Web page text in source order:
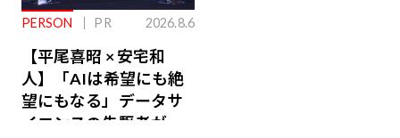
PERSON PR 2026.8.6
【平尾喜昭 × 安宅和
人】「AIは希望にも絶
望にもなる」データサ
イエンスの先駆者が語